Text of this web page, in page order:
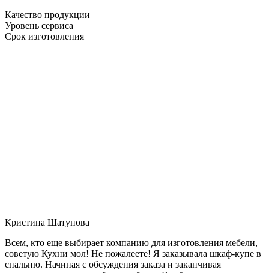
Качество продукции
Уровень сервиса
Срок изготовления
Кристина Шатунова
Всем, кто еще выбирает компанию для изготовления мебели,
советую Кухни мол! Не пожалеете! Я заказывала шкаф-купе в
спальню. Начиная с обсуждения заказа и заканчивая